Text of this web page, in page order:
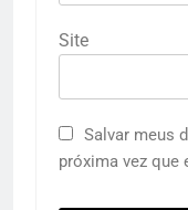
Site
Salvar meus
próxima vez que